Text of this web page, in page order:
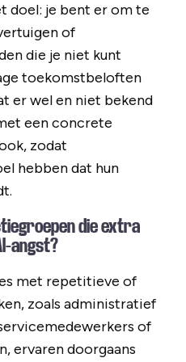
doel: je bent er om te
of
die je niet kunt
toekomstbeloften
er wel en niet bekend
een concrete
zodat
hebben dat hun
die extra
angst?
met repetitieve of
zoals administratief
of
ervaren doorgaans